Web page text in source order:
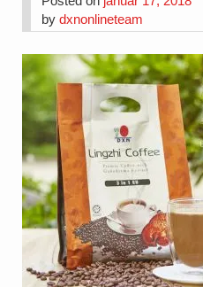
bydxnonlineteam